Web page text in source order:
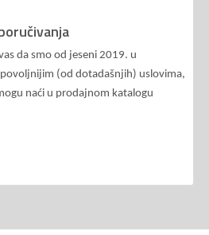
da smo od jeseni 2019. u
(od dotadašnjih) uslovima,
naći u prodajnom katalogu